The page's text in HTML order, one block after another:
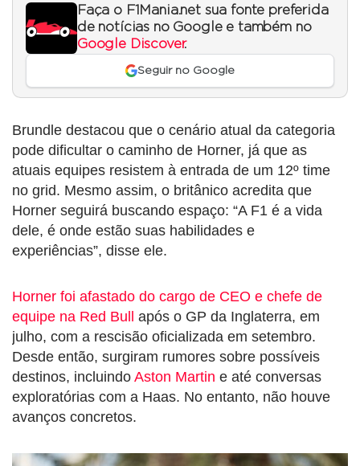
Faça o F1Mania.net sua fonte preferida
de notícias no Google e também no
Google Discover.
Seguir no Google
Brundle destacou que o cenário atual da categoria
pode dificultar o caminho de Horner, já que as
atuais equipes resistem à entrada de um 12º time
no grid. Mesmo assim, o britânico acredita que
Horner seguirá buscando espaço: “A F1 é a vida
dele, é onde estão suas habilidades e
experiências”, disse ele.
Horner foi afastado do cargo de CEO e chefe de
equipe na Red Bull
após o GP da Inglaterra, em
julho, com a rescisão oficializada em setembro.
Desde então, surgiram rumores sobre possíveis
destinos, incluindo Aston Martin e até conversas
exploratórias com a Haas. No entanto, não houve
avanços concretos.